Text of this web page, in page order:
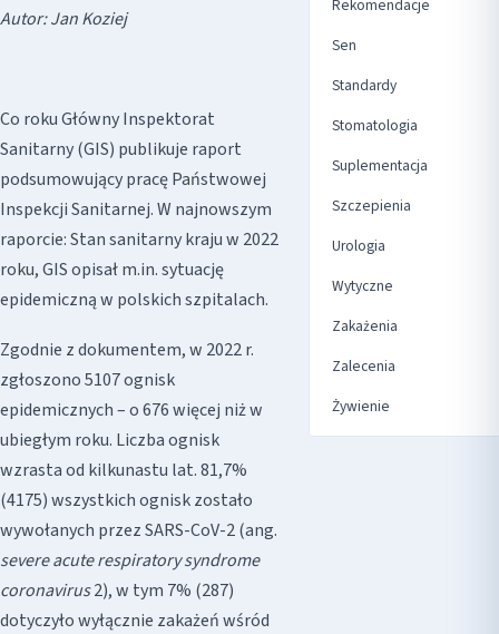
Autor: Jan Koziej
Co roku Główny Inspektorat
Sanitarny (GIS) publikuje raport
podsumowujący pracę Państwowej
Inspekcji Sanitarnej. W najnowszym
raporcie: Stan sanitarny kraju w 2022
roku, GIS opisał m.in. sytuację
epidemiczną w polskich szpitalach.
Zgodnie z dokumentem, w 2022 r.
zgłoszono 5107 ognisk
epidemicznych – o 676 więcej niż w
ubiegłym roku. Liczba ognisk
wzrasta od kilkunastu lat. 81,7%
(4175) wszystkich ognisk zostało
wywołanych przez SARS-CoV-2 (ang.
severe acute respiratory syndrome
coronavirus2), w tym 7% (287)
dotyczyło wyłącznie zakażeń wśród
Rekomendacje
Sen
Standardy
Stomatologia
Suplementacja
Szczepienia
Urologia
Wytyczne
Zakażenia
Zalecenia
Żywienie